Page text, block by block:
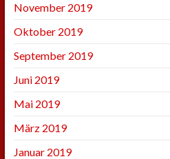
November 2019
Oktober 2019
September 2019
Juni 2019
Mai 2019
März 2019
Januar 2019